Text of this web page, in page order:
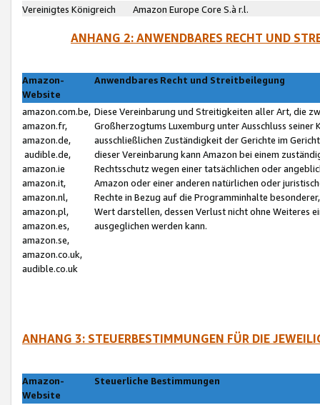
Vereinigtes Königreich
Amazon Europe Core S.à r.l.
ANHANG 2: ANWENDBARES RECHT UND
Amazon-
Website
Anwendbares Recht und Streitbeilegung
amazon.com.be,
amazon.fr,
amazon.de,
audible.de,
amazon.ie
amazon.it,
amazon.nl,
amazon.pl,
amazon.es,
amazon.se,
amazon.co.uk,
audible.co.uk
Diese Vereinbarung und Streitigkeiten aller Art, die
Großherzogtums Luxemburg unter Ausschluss
ausschließlichen Zuständigkeit der Gerichte im
dieser Vereinbarung kann Amazon bei einem
Rechtsschutz wegen einer tatsächlichen oder
Amazon oder einer anderen natürlichen oder
Rechte in Bezug auf die Programminhalte
Wert darstellen, dessen Verlust nicht ohne Weiteres
ausgeglichen werden kann.
ANHANG 3: STEUERBESTIMMUNGEN FÜR DIE
Amazon-
Website
Steuerliche Bestimmungen